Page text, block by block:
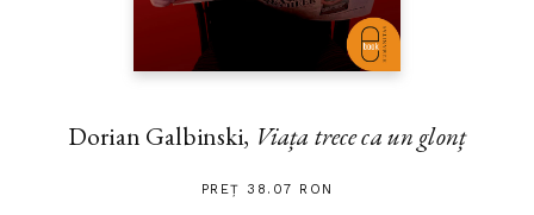
Dorian Galbinski, Viața trece ca un glonț
PREȚ 38.07 RON